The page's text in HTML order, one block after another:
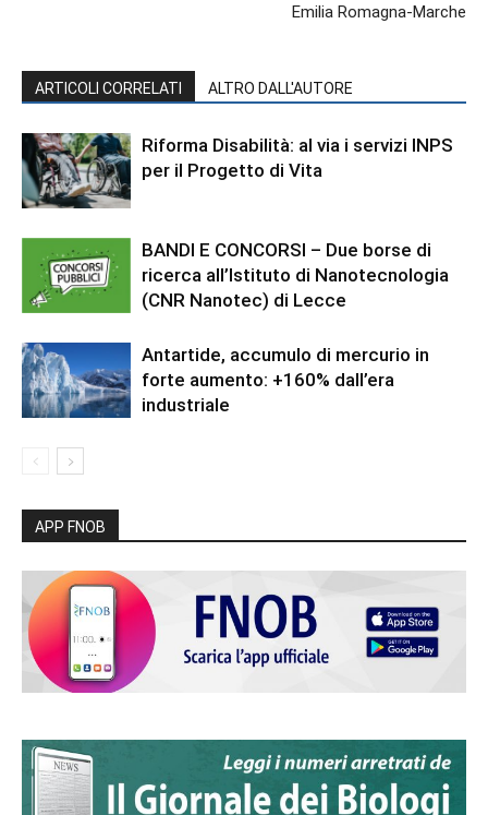
Emilia Romagna-Marche
ARTICOLI CORRELATI ALTRO DALL'AUTORE
Riforma Disabilità: al via i servizi INPS
per il Progetto di Vita
BANDI E CONCORSI – Due borse di
ricerca all’Istituto di Nanotecnologia
(CNR Nanotec) di Lecce
Antartide, accumulo di mercurio in
forte aumento: +160% dall’era
industriale
APP FNOB